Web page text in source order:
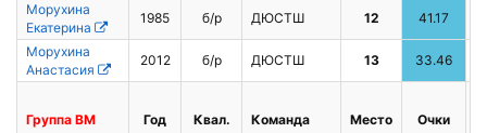
Морухина
Екатерина
1985 б/р ДЮСТШ 12 41.17
Морухина
Анастасия
2012 б/р ДЮСТШ 13 33.46
Группа BМ Год Квал. Команда Место Очки